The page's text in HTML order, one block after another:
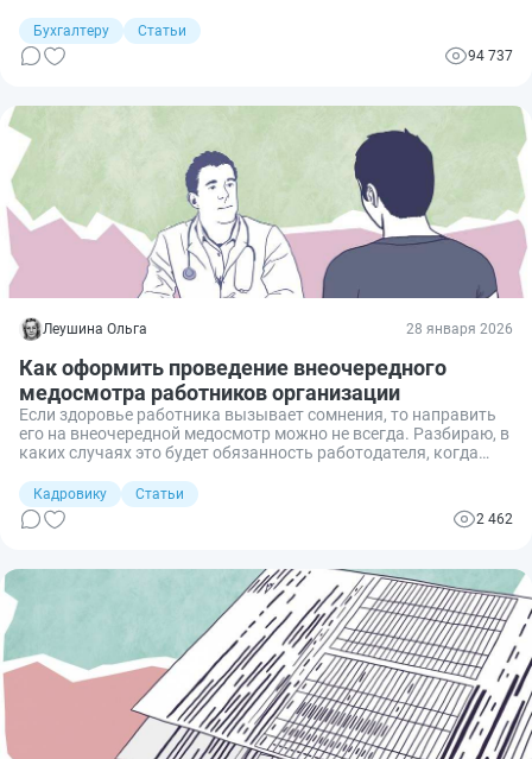
тарифу, который подходит именно нам. А узнать нужную
ставку помогут таблицы по видам деятельности.
Бухгалтеру
Статьи
94 737
Леушина Ольга 28 января 2026
Как оформить проведение внеочередного
медосмотра работников организации
Если здоровье работника вызывает сомнения, то направить
его на внеочередной медосмотр можно не всегда. Разбираю, в
каких случаях это будет обязанность работодателя, когда
оформить все документы.
Кадровику
Статьи
2 462